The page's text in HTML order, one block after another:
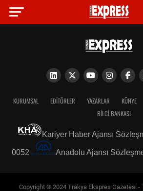
KURUMSAL EDITÖRLER YAZARLAR KÜNYE
BİLGİ BANKASI
Kariyer Haber Ajansı
0052 Anadolu Ajansı
Copyright © 2024 Trakya Ekspres Gazetesi -